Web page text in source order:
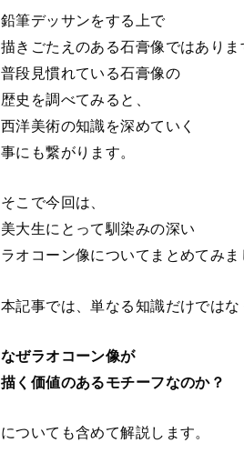
鉛筆デッサンをする上で
描きごたえのある石膏像ではありま
普段見慣れている石膏像の
歴史を調べてみると、
西洋美術の知識を深めていく
事にも繋がります。
そこで今回は、
美大生にとって馴染みの深い
ラオコーン像についてまとめてみま
本記事では、単なる知識だけではな
なぜラオコーン像が
描く価値のあるモチーフなのか？
についても含めて解説します。